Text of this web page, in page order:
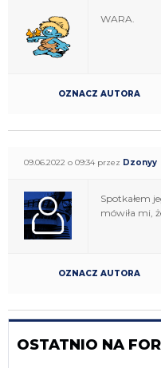
WARA.
OZNACZ AUTORA
09.06.2022 o 09:34 przez Dzonyy
Spotkałem
mówiła mi,
OZNACZ AUTORA
OSTATNIO NA